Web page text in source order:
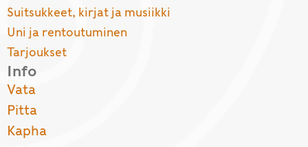
Suitsukkeet, kirjat ja musiikki
Uni ja rentoutuminen
Tarjoukset
Info
Vata
Pitta
Kapha